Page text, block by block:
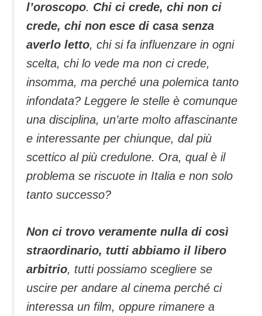
l’oroscopo. Chi ci crede, chi non ci
crede, chi non esce di casa senza
averlo letto, chi si fa influenzare in ogni
scelta, chi lo vede ma non ci crede,
insomma, ma perché una polemica tanto
infondata? Leggere le stelle è comunque
una disciplina, un’arte molto affascinante
e interessante per chiunque, dal più
scettico al più credulone. Ora, qual è il
problema se riscuote in Italia e non solo
tanto successo?
Non ci trovo veramente nulla di così
straordinario, tutti abbiamo il libero
arbitrio, tutti possiamo scegliere se
uscire per andare al cinema perché ci
interessa un film, oppure rimanere a